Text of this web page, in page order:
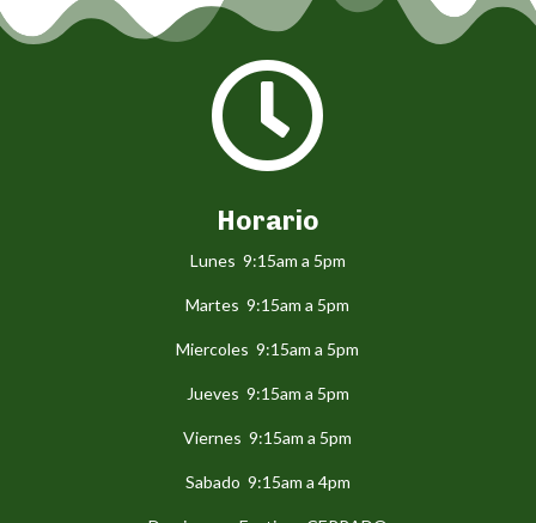

Horario
Lunes 9:15am a 5pm
Martes 9:15am a 5pm
Miercoles 9:15am a 5pm
Jueves 9:15am a 5pm
Viernes 9:15am a 5pm
Sabado 9:15am a 4pm